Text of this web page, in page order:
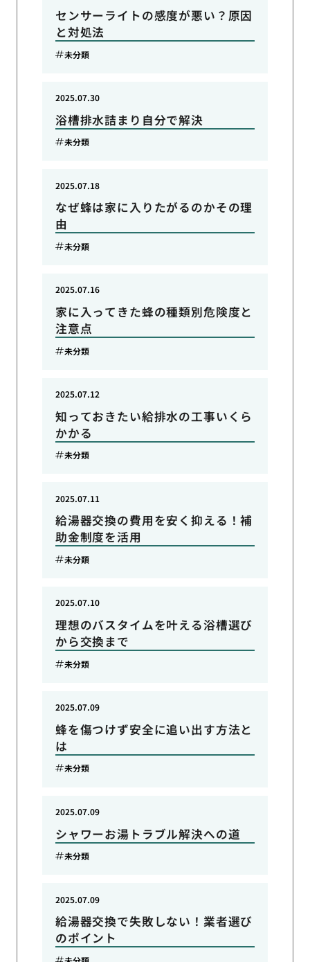
センサーライトの感度が悪い？原因
と対処法
未分類
浴槽排水詰まり自分で解決
2025.07.30
未分類
なぜ蜂は家に入りたがるのかその理
由
2025.07.18
未分類
家に入ってきた蜂の種類別危険度と
注意点
2025.07.16
未分類
知っておきたい給排水の工事いくら
かかる
2025.07.12
未分類
給湯器交換の費用を安く抑える！補
助金制度を活用
2025.07.11
未分類
理想のバスタイムを叶える浴槽選び
から交換まで
2025.07.10
未分類
蜂を傷つけず安全に追い出す方法と
は
2025.07.09
未分類
シャワーお湯トラブル解決への道
2025.07.09
未分類
給湯器交換で失敗しない！業者選び
のポイント
2025.07.09